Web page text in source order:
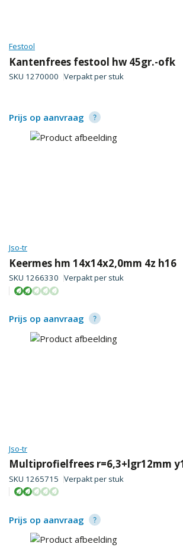
Festool
Kantenfrees festool hw 45gr.-ofk
SKU 1270000 Verpakt per stuk
Prijs op aanvraag
Jso-tr
Keermes hm 14x14x2,0mm 4z h16
SKU 1266330 Verpakt per stuk
Prijs op aanvraag
Jso-tr
Multiprofielfrees r=6,3+lgr12mm
SKU 1265715 Verpakt per stuk
Prijs op aanvraag